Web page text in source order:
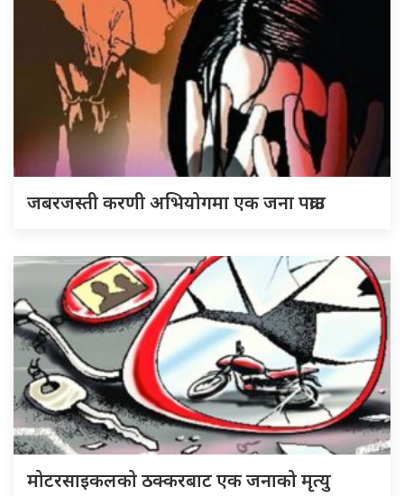
जबरजस्ती करणी अभियोगमा एक जना पक्राउ
मोटरसाइकलको ठक्करबाट एक जनाको मृत्यु